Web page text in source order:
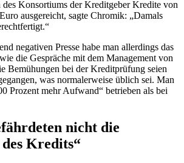
des Konsortiums der Kreditgeber Kredite von
ausgereicht, sagte Chromik: „Damals
negativen Presse habe man allerdings das
die Gespräche mit dem Management von
Bemühungen bei der Kreditprüfung seien
was normalerweise üblich sei. Man
Prozent mehr Aufwand“ betrieben als bei
nicht die
Kredits“